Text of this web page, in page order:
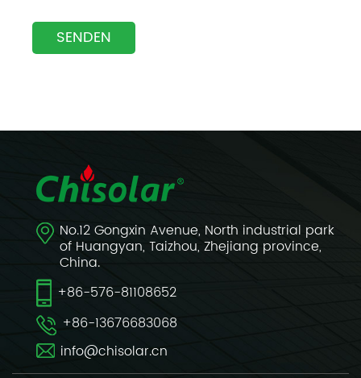
No.12 Gongxin Avenue, North industrial park
of Huangyan, Taizhou, Zhejiang province,
China.
+86-576-81108652
+86-13676683068
info@chisolar.cn